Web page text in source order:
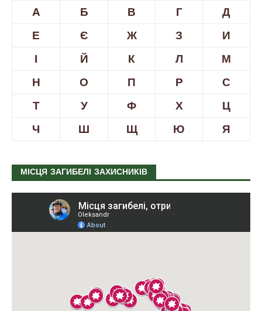
А Б В Г
Д
Е
Є Ж З
И
І
Й К Л
М
Н
О П Р
С
Т
У Ф Х
Ц
Ч
Ш Щ Ю Я
МІСЦЯ ЗАГИБЕЛІ ЗАХИСНИКІВ